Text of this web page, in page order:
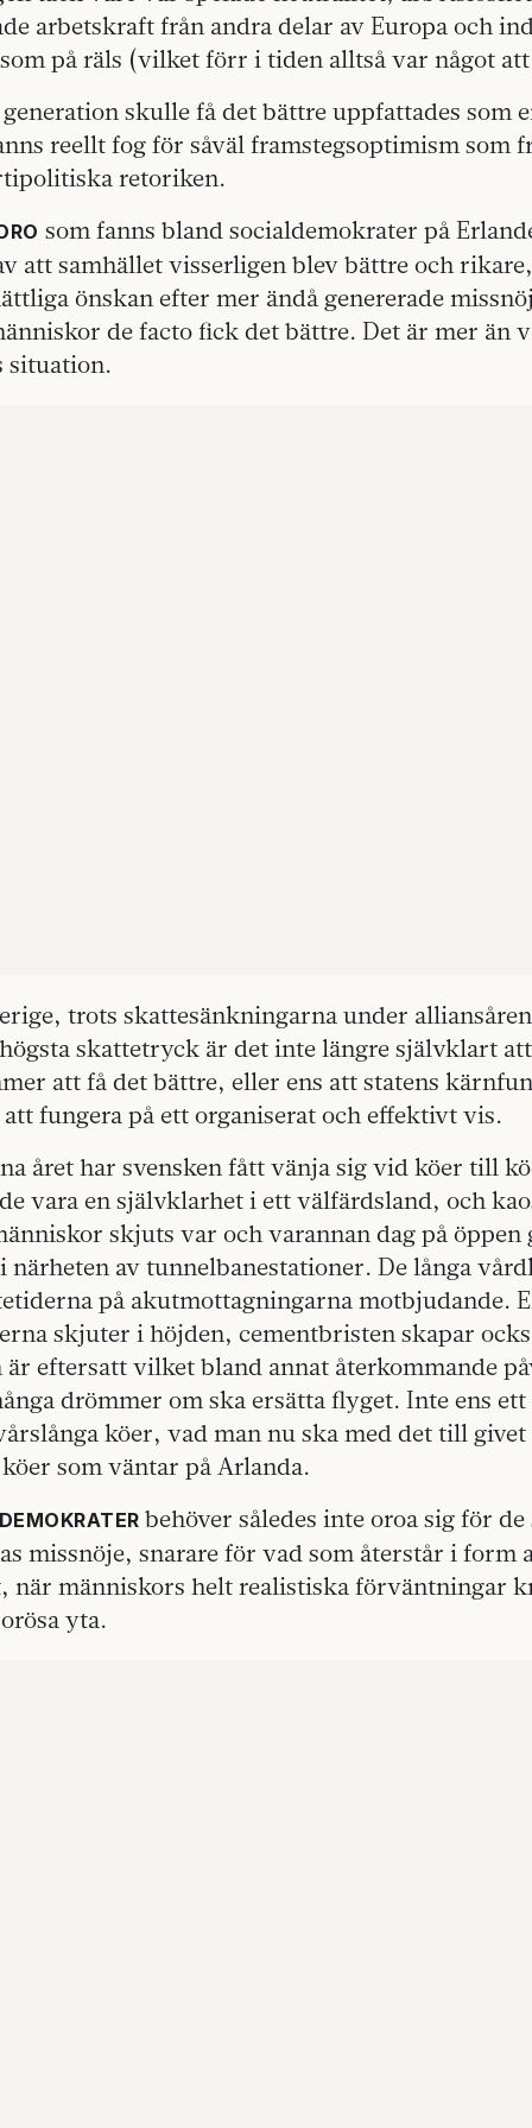
arbetskraft från andra delar av Europa och
på räls (vilket förr i tiden alltså var något
skulle få det bättre uppfattades som
reellt fog för såväl framstegsoptimism som
retoriken.
som fanns bland socialdemokrater på
att samhället visserligen blev bättre och
önskan efter mer ändå genererade
de facto fick det bättre. Det är mer än
situation.
trots skattesänkningarna under
skattetryck är det inte längre självklart
att få det bättre, eller ens att statens
fungera på ett organiserat och effektivt vis.
året har svensken fått vänja sig vid köer till
vara en självklarhet i ett välfärdsland, och
skjuts var och varannan dag på öppen
närheten av tunnelbanestationer. De långa
på akutmottagningarna motbjudande.
skjuter i höjden, cementbristen skapar
eftersatt vilket bland annat återkommande
drömmer om ska ersätta flyget. Inte ens ett
köer, vad man nu ska med det till givet
som väntar på Arlanda.
behöver således inte oroa sig för
missnöje, snarare för vad som återstår i form
när människors helt realistiska förväntningar
yta.